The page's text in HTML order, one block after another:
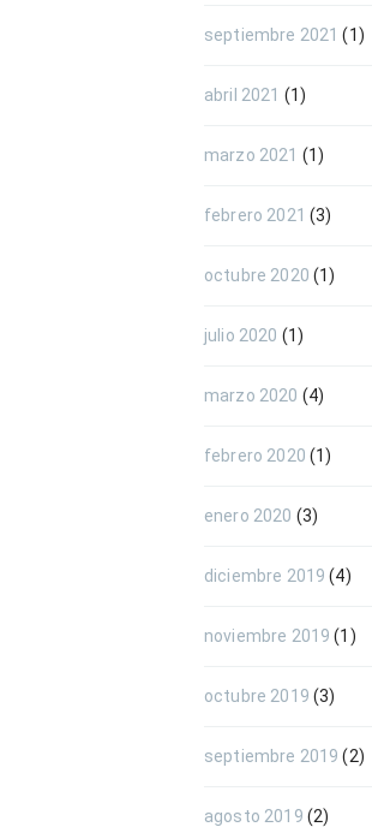
septiembre 2021 (1)
abril 2021 (1)
marzo 2021 (1)
febrero 2021 (3)
octubre 2020 (1)
julio 2020 (1)
marzo 2020 (4)
febrero 2020 (1)
enero 2020 (3)
diciembre 2019 (4)
noviembre 2019 (1)
octubre 2019 (3)
septiembre 2019 (2)
agosto 2019 (2)